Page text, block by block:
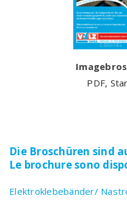
PDF,
Die Broschüren sind
Le brochure sono
Elektroklebebänder/